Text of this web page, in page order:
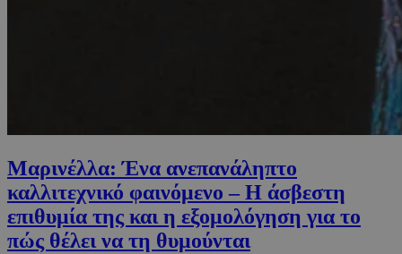
Μαρινέλλα: Ένα ανεπανάληπτο
καλλιτεχνικό φαινόμενο – H άσβεστη
επιθυμία της και η εξομολόγηση για το
πώς θέλει να τη θυμούνται